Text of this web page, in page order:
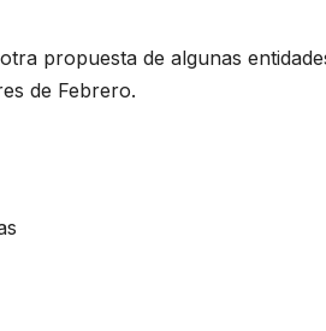
propuesta de algunas
de Febrero.